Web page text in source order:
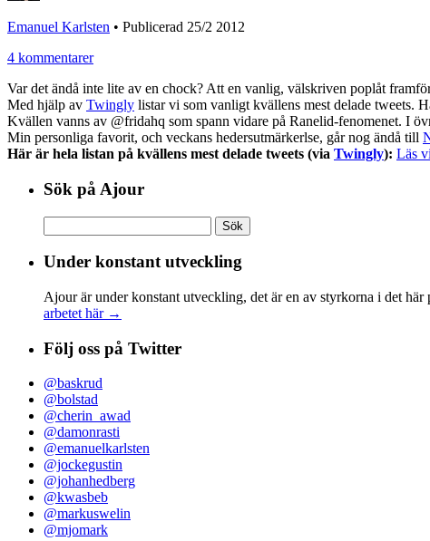
Emanuel Karlsten • Publicerad 25/2 2012
4 kommentarer
Var det ändå inte lite av en chock? Att en vanlig, välskriven poplåt
Med hjälp av Twingly listar vi som vanligt kvällens mest delade tweets.
Kvällen vanns av @fridahq som spann vidare på Ranelid-fenomenet. I
Min personliga favorit, och veckans hedersutmärkerlse, går nog ändå till
Här är hela listan på kvällens mest delade tweets (via Twingly): Läs
Sök på Ajour
efter:
Under konstant utveckling
Ajour är under konstant utveckling, det är en av styrkorna i det
arbetet här →
Följ oss på Twitter
@baskrud
@bolstad
@cherin_awad
@damonrasti
@emanuelkarlsten
@jockegustin
@johanhedberg
@kwasbeb
@markuswelin
@mjomark